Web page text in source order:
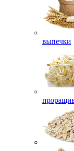
выпечки